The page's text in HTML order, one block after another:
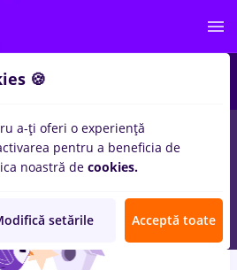
bucatar sef, Full time
inIT / Telecom
🍪
a-ți oferi o experiență
pentru a beneficia de
noastră de cookies.
setările Acceptă toate